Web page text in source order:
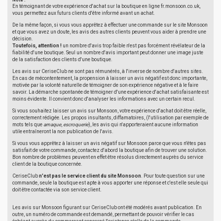
En témoignant de votre expérience d'achat sur la boutique en ligne fr.monsoon.co.uk,
vous permettez aux futurs clients d'être informé avant un achat.
De la même façon, si vous vous apprêtez à effectuer une commande sur le site Monsoon
et que vous avez un doute, les avis des autres clients peuvent vous aider à prendre une
décision.
Toutefois, attention ! un nombre d'avis trop faible n'est pas forcément révélateur de la
fiabilité d'une boutique. Seul un nombre d'avis important peut donner une image juste
de la satisfaction des clients d'une boutique.
Les avis sur CeriseClub ne sont pas rémunérés, à l'inverse de nombre d'autres sites.
En cas de mécontentement, la propension à laisser un avis négatif est donc importante,
motivée par la volonté naturelle de témoigner de son expérience négative et à le faire
savoir. La démarche spontanée de témoigner d'une expérience d'achat satisfaisante est
moins évidente. Il convient donc d'analyser les informations avec un certain recul.
Si vous souhaitez laisser un avis sur Monsoon, votre expérience d'achat doit être réelle,
correctement rédigée. Les propos insultants, diffamatoires, (l'utilisation par exemple de
mots tels que arnaque, escroquerie), les avis qui n'apporteraient aucune information
utile entraîneront la non publication de l'avis.
Si vous vous apprêtez à laisser un avis négatif sur Monsoon parce que vous n'êtes pas
satisfait de votre commande, contactez d'abord la boutique afin de trouver une solution.
Bon nombre de problèmes peuvent en effet être résolus directement auprès du service
client de la boutique concernée.
CeriseClubn'est pas le service client du site Monsoon . Pour toute question sur une
commande, seule la boutique est apte à vous apporter une réponse et c'est elle seule qui
doit être contactée via son service client.
Les avis sur Monsoon figurant sur CeriseClub ont été modérés avant publication. En
outre, un numéro de commande est demandé, permettant de pouvoir vérifier le cas